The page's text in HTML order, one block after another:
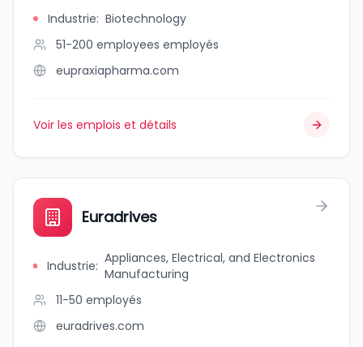
Industrie: Biotechnology
51-200 employees employés
eupraxiapharma.com
Voir les emplois et détails
Euradrives
Industrie: Appliances, Electrical, and Electronics
Manufacturing
11-50 employés
euradrives.com